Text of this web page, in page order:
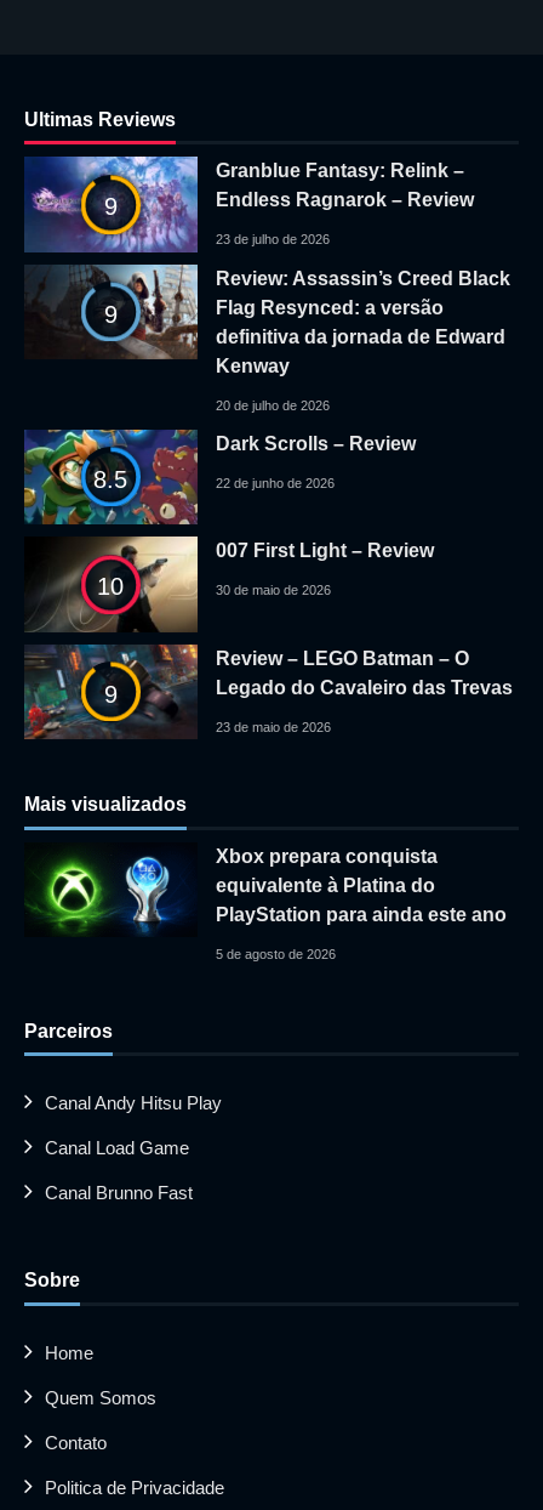
Ultimas Reviews
9
Granblue Fantasy: Relink –
Endless Ragnarok – Review
23 de julho de 2026
9
Review: Assassin’s Creed Black
Flag Resynced: a versão
definitiva da jornada de Edward
Kenway
20 de julho de 2026
8.5
Dark Scrolls – Review
22 de junho de 2026
10
007 First Light – Review
30 de maio de 2026
9
Review – LEGO Batman – O
Legado do Cavaleiro das Trevas
23 de maio de 2026
Mais visualizados
Xbox prepara conquista
equivalente à Platina do
PlayStation para ainda este ano
5 de agosto de 2026
Parceiros
Canal Andy Hitsu Play
Canal Load Game
Canal Brunno Fast
Sobre
Home
Quem Somos
Contato
Politica de Privacidade